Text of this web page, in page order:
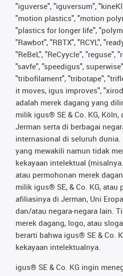
"iguverse", "iguversum",
"motion plastics", "motion
"plastics for longer life",
"Rawbot", "RBTX", "RCYL",
"ReBeL", "ReCyycle", "reguse",
"savfe", "speedigus",
"tribofilament", "tribotape",
it moves, igus improves",
adalah merek dagang yang
milik igus® SE & Co. KG, Köln,
Jerman serta di berbagai
internasional di seluruh
yang mewakili namun tidak
kekayaan intelektual
atau permohonan merek
milik igus® SE, & Co. KG, atau
afiliasinya di Jerman, Uni
dan/atau negara-negara lain.
merek dagang, logo, atau
berarti bahwa igus® SE & Co.
kekayaan intelektualnya.
igus® SE & Co. KG ingin